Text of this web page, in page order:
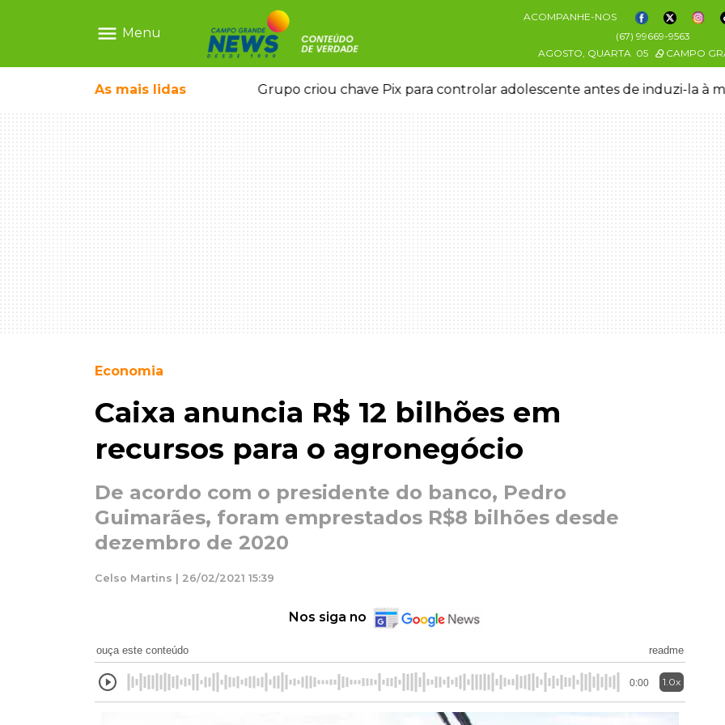
menu Menu
ACOMPANHE-NOS
(67) 99669-9563
AGOSTO, QUARTA 05 CAMPO
As mais lidas
deixou 4 mortos e 8 feridos Grupo criou chave Pix para controlar adolescente antes de induzi-la à
Economia
Caixa anuncia R$ 12 bilhões em
recursos para o agronegócio
De acordo com o presidente do banco, Pedro
Guimarães, foram emprestados R$8 bilhões desde
dezembro de 2020
Celso Martins | 26/02/2021 15:39
Nos siga no
ouça este conteúdo readme
0:00 1.0x